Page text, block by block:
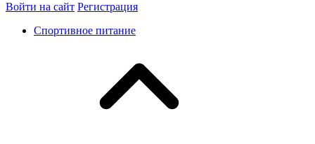
Войти на сайт Регистрация
Спортивное питание